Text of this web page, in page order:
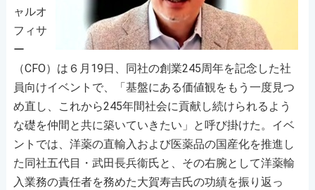
ャルオ
フィサ
ー
（CFO）は６月19日、同社の創業245周年を記念した社
員向けイベントで、「基盤にある価値観をもう一度見つ
め直し、これから245年間社会に貢献し続けられるよう
な礎を仲間と共に築いていきたい」と呼び掛けた。イベ
ントでは、洋薬の直輸入および医薬品の国産化を推進し
た同社五代目・武田長兵衞氏と、その右腕として洋薬輸
入業務の責任者を務めた大賀寿吉氏の功績を振り返っ